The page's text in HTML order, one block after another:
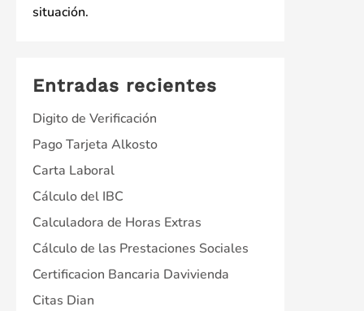
situación.
Entradas recientes
Digito de Verificación
Pago Tarjeta Alkosto
Carta Laboral
Cálculo del IBC
Calculadora de Horas Extras
Cálculo de las Prestaciones Sociales
Certificacion Bancaria Davivienda
Citas Dian